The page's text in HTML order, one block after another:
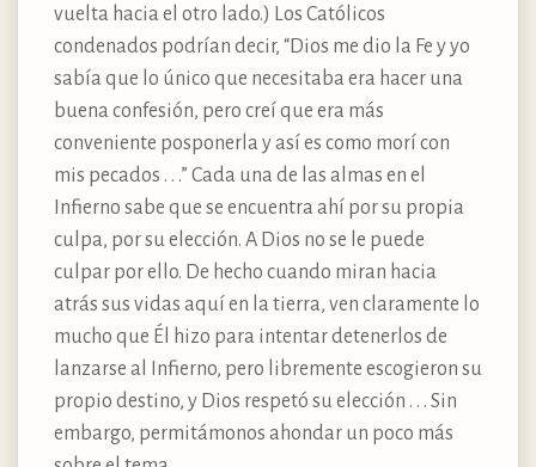
vuelta hacia el otro lado.) Los Católicos
condenados podrían decir, “Dios me dio la Fe y yo
sabía que lo único que necesitaba era hacer una
buena confesión, pero creí que era más
conveniente posponerla y así es como morí con
mis pecados . . .” Cada una de las almas en el
Infierno sabe que se encuentra ahí por su propia
culpa, por su elección. A Dios no se le puede
culpar por ello. De hecho cuando miran hacia
atrás sus vidas aquí en la tierra, ven claramente lo
mucho que Él hizo para intentar detenerlos de
lanzarse al Infierno, pero libremente escogieron su
propio destino, y Dios respetó su elección . . . Sin
embargo, permitámonos ahondar un poco más